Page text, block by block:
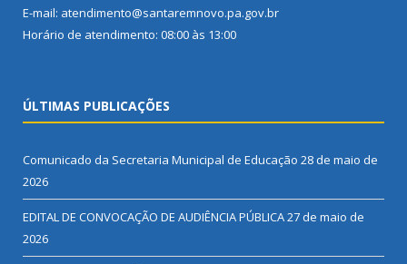
E-mail: atendimento@santaremnovo.pa.gov.br
Horário de atendimento: 08:00 às 13:00
ÚLTIMAS PUBLICAÇÕES
Comunicado da Secretaria Municipal de Educação 28 de maio de
2026
EDITAL DE CONVOCAÇÃO DE AUDIÊNCIA PÚBLICA27 de maio de
2026